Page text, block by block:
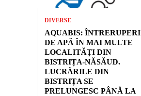
DIVERSE
AQUABIS: ÎNTRERUPERI
DE APĂ ÎN MAI MULTE
LOCALITĂȚI DIN
BISTRIȚA-NĂSĂUD.
LUCRĂRILE DIN
BISTRIȚA SE
PRELUNGESC PÂNĂ LA